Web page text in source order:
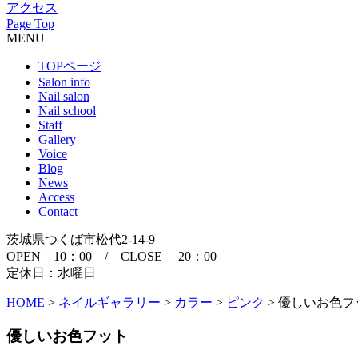
アクセス
Page Top
MENU
TOPページ
Salon info
Nail salon
Nail school
Staff
Gallery
Voice
Blog
News
Access
Contact
茨城県つくば市松代2-14-9
OPEN 10：00 / CLOSE 20：00
定休日：水曜日
HOME > ネイルギャラリー > カラー > ピンク > 優しいお色フ
優しいお色フット